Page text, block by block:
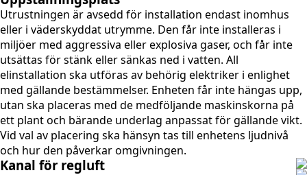
Utrustningen är avsedd för installation endast inomhus
eller i väderskyddat utrymme. Den får inte installeras i
miljöer med aggressiva eller explosiva gaser, och får inte
utsättas för stänk eller sänkas ned i vatten. All
elinstallation ska utföras av behörig elektriker i enlighet
med gällande bestämmelser. Enheten får inte hängas upp,
utan ska placeras med de medföljande maskinskorna på
ett plant och bärande underlag anpassat för gällande vikt.
Vid val av placering ska hänsyn tas till enhetens ljudnivå
och hur den påverkar omgivningen.
Kanal för regluft